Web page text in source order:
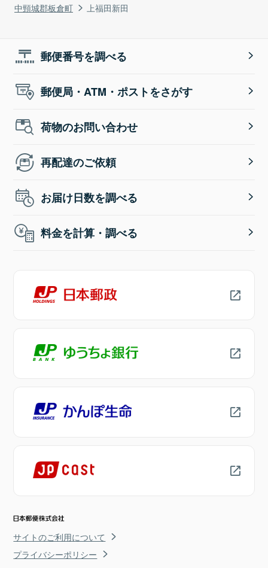
中頸城郡板倉町
上福田新田
郵便番号を調べる
郵便局・ATM・ポストをさがす
荷物のお問い合わせ
再配達のご依頼
お届け日数を調べる
料金を計算・調べる
サイトのご利用について
プライバシーポリシー